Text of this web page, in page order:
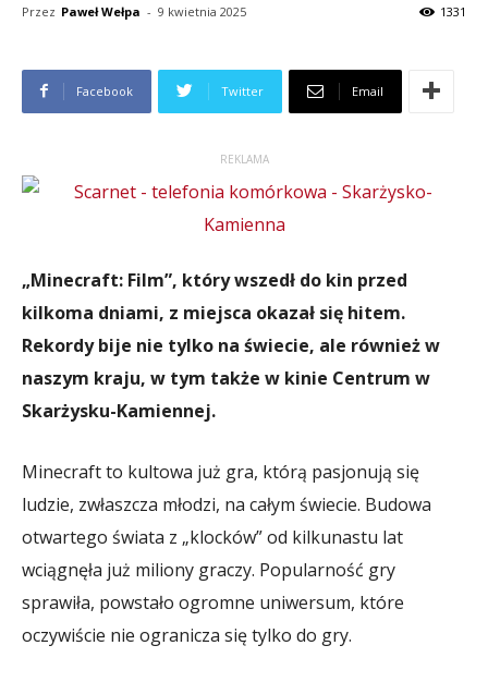
Przez Paweł Wełpa - 9 kwietnia 2025 1331
Facebook Twitter Email
REKLAMA
„Minecraft: Film”, który wszedł do kin przed
kilkoma dniami, z miejsca okazał się hitem.
Rekordy bije nie tylko na świecie, ale również w
naszym kraju, w tym także w kinie Centrum w
Skarżysku-Kamiennej.
Minecraft to kultowa już gra, którą pasjonują się
ludzie, zwłaszcza młodzi, na całym świecie. Budowa
otwartego świata z „klocków” od kilkunastu lat
wciągnęła już miliony graczy. Popularność gry
sprawiła, powstało ogromne uniwersum, które
oczywiście nie ogranicza się tylko do gry.